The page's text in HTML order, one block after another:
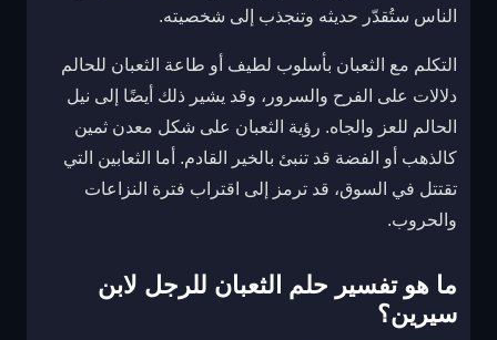
الناس ستُقدّر حديثه وتنجذب إلى شخصيته.
التكلم مع الثعبان بأسلوب لطيف أو طاعة الثعبان للحالم
دلالات على الفرح والسرور، وقد يشير ذلك أيضًا إلى نيل
الحالم للعز والجاه. رؤية الثعبان على شكل معدن ثمين
كالذهب أو الفضة قد تنبئ بالخير القادم. أما الثعابين التي
تقتتل في السوق، قد ترمز إلى اقتراب فترة النزاعات
والحروب.
ما هو تفسير حلم الثعبان للرجل لابن
سيرين؟